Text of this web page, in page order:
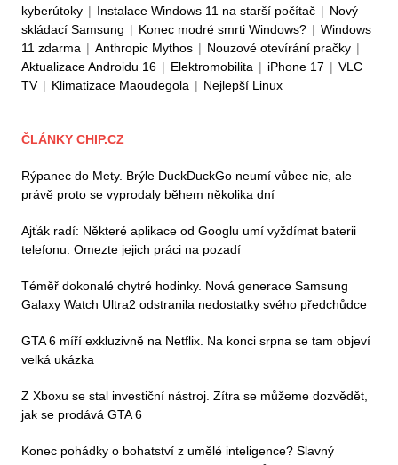
kyberútoky | Instalace Windows 11 na starší počítač | Nový
skládací Samsung | Konec modré smrti Windows? | Windows
11 zdarma | Anthropic Mythos | Nouzové otevírání pračky |
Aktualizace Androidu 16 | Elektromobilita | iPhone 17 | VLC
TV | Klimatizace Maoudegola | Nejlepší Linux
ČLÁNKY CHIP.CZ
Rýpanec do Mety. Brýle DuckDuckGo neumí vůbec nic, ale
právě proto se vyprodaly během několika dní
Ajťák radí: Některé aplikace od Googlu umí vyždímat baterii
telefonu. Omezte jejich práci na pozadí
Téměř dokonalé chytré hodinky. Nová generace Samsung
Galaxy Watch Ultra2 odstranila nedostatky svého předchůdce
GTA 6 míří exkluzivně na Netflix. Na konci srpna se tam objeví
velká ukázka
Z Xboxu se stal investiční nástroj. Zítra se můžeme dozvědět,
jak se prodává GTA 6
Konec pohádky o bohatství z umělé inteligence? Slavný